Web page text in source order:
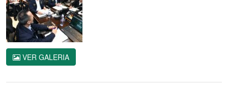
VER GALERIA